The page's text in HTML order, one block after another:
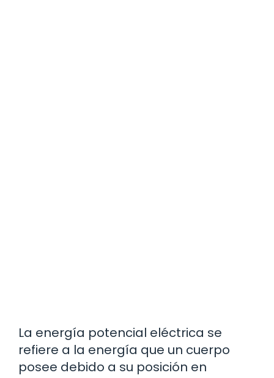
La energía potencial eléctrica se
refiere a la energía que un cuerpo
posee debido a su posición en